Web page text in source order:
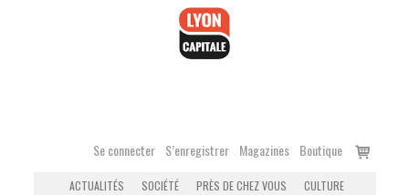
Se connecter S’enregistrer Magazines Boutique
Voir
ACTUALITÉS SOCIÉTÉ PRÈS DE CHEZ VOUS
CULTURE